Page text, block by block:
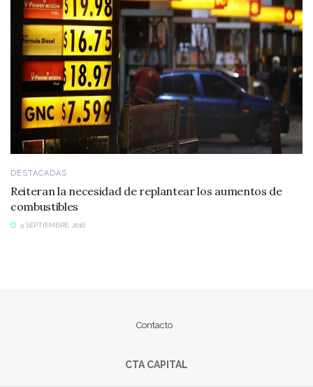
DESTACADAS
Reiteran la necesidad de replantear los aumentos de
combustibles
9 SEPTIEMBRE, 2016
Contacto
CTA CAPITAL